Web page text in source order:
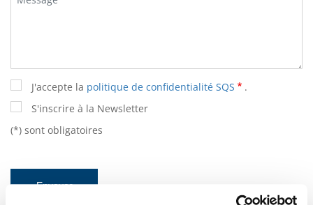
J'accepte la politique de confidentialité SQS
.
S'inscrire à la Newsletter
(*) sont obligatoires